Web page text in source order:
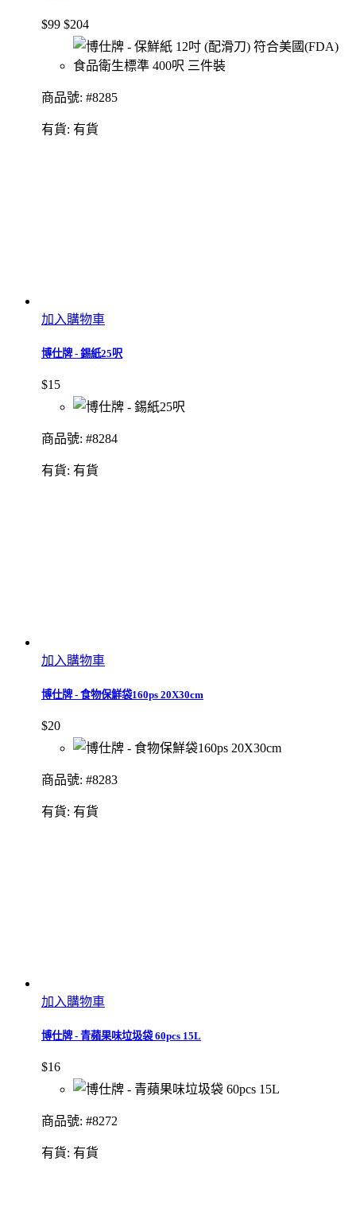
$99 $204
商品號: #8285
有貨: 有貨
加入購物車
博仕牌 - 錫紙25呎
$15
商品號: #8284
有貨: 有貨
加入購物車
博仕牌 - 食物保鮮袋160ps 20X30cm
$20
商品號: #8283
有貨: 有貨
加入購物車
博仕牌 - 青蘋果味垃圾袋 60pcs 15L
$16
商品號: #8272
有貨: 有貨